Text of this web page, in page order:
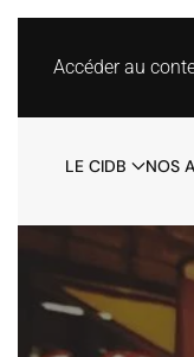
Accéder au
LE CIDB NOS